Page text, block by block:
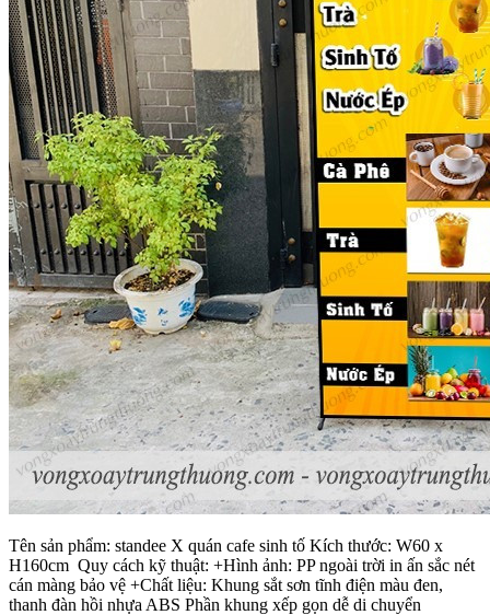
Tên sản phẩm: standee X quán cafe sinh tố Kích thước: W60 x
H160cm Quy cách kỹ thuật: +Hình ảnh: PP ngoài trời in ấn sắc nét
cán màng bảo vệ +Chất liệu: Khung sắt sơn tĩnh điện màu đen,
thanh đàn hồi nhựa ABS Phần khung xếp gọn dễ di chuyển